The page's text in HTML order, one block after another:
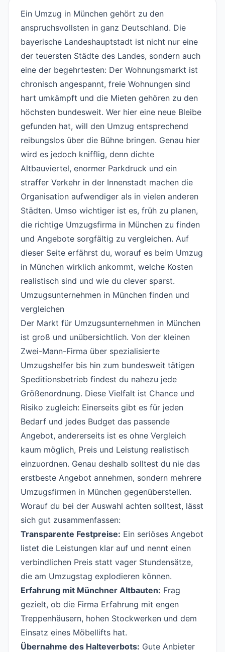
Ein Umzug in München gehört zu den
anspruchsvollsten in ganz Deutschland. Die
bayerische Landeshauptstadt ist nicht nur eine
der teuersten Städte des Landes, sondern auch
eine der begehrtesten: Der Wohnungsmarkt ist
chronisch angespannt, freie Wohnungen sind
hart umkämpft und die Mieten gehören zu den
höchsten bundesweit. Wer hier eine neue Bleibe
gefunden hat, will den Umzug entsprechend
reibungslos über die Bühne bringen. Genau hier
wird es jedoch knifflig, denn dichte
Altbauviertel, enormer Parkdruck und ein
straffer Verkehr in der Innenstadt machen die
Organisation aufwendiger als in vielen anderen
Städten. Umso wichtiger ist es, früh zu planen,
die richtige Umzugsfirma in München zu finden
und Angebote sorgfältig zu vergleichen. Auf
dieser Seite erfährst du, worauf es beim Umzug
in München wirklich ankommt, welche Kosten
realistisch sind und wie du clever sparst.
Umzugsunternehmen in München finden und
vergleichen
Der Markt für Umzugsunternehmen in München
ist groß und unübersichtlich. Von der kleinen
Zwei-Mann-Firma über spezialisierte
Umzugshelfer bis hin zum bundesweit tätigen
Speditionsbetrieb findest du nahezu jede
Größenordnung. Diese Vielfalt ist Chance und
Risiko zugleich: Einerseits gibt es für jeden
Bedarf und jedes Budget das passende
Angebot, andererseits ist es ohne Vergleich
kaum möglich, Preis und Leistung realistisch
einzuordnen. Genau deshalb solltest du nie das
erstbeste Angebot annehmen, sondern mehrere
Umzugsfirmen in München gegenüberstellen.
Worauf du bei der Auswahl achten solltest, lässt
sich gut zusammenfassen:
Transparente Festpreise: Ein seriöses Angebot
listet die Leistungen klar auf und nennt einen
verbindlichen Preis statt vager Stundensätze,
die am Umzugstag explodieren können.
Erfahrung mit Münchner Altbauten: Frag
gezielt, ob die Firma Erfahrung mit engen
Treppenhäusern, hohen Stockwerken und dem
Einsatz eines Möbellifts hat.
Übernahme des Halteverbots: Gute Anbieter